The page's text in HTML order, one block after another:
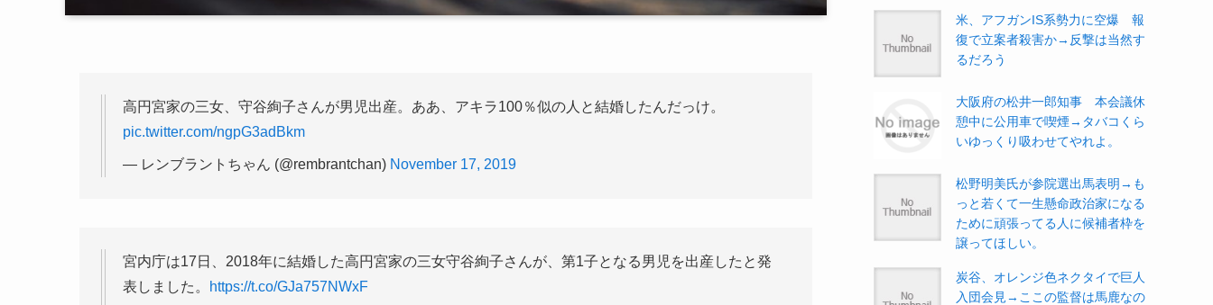
高円宮家の三女、守谷絢子さんが男児出産。ああ、アキラ100％似の人と結婚したんだっけ。
pic.twitter.com/ngpG3adBkm
— レンブラントちゃん (@rembrantchan) November 17, 2019
宮内庁は17日、2018年に結婚した高円宮家の三女守谷絢子さんが、第1子となる男児を出産したと発
表しました。
https://t.co/GJa757NWxF
米、アフガンIS系勢力に空爆 報
復で立案者殺害か→反撃は当然す
るだろう
大阪府の松井一郎知事 本会議休
憩中に公用車で喫煙→タバコくら
いゆっくり吸わせてやれよ。
松野明美氏が参院選出馬表明→も
っと若くて一生懸命政治家になる
ために頑張ってる人に候補者枠を
譲ってほしい。
炭谷、オレンジ色ネクタイで巨人
入団会見→ここの監督は馬鹿なの